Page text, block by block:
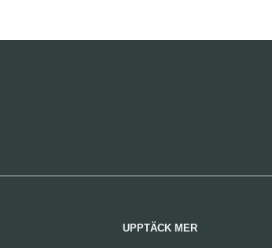
UPPTÄCK MER